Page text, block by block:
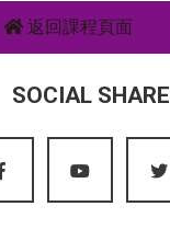
返回課程頁面
SOCIAL SHARE